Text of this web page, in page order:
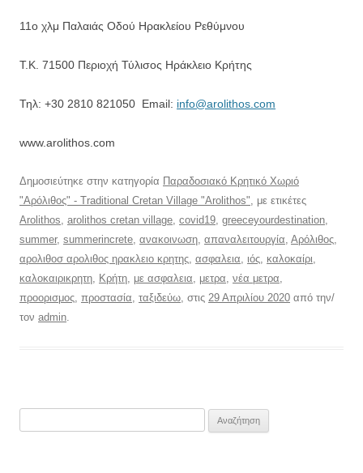
11ο χλμ Παλαιάς Οδού Ηρακλείου Ρεθύμνου
Τ.Κ. 71500 Περιοχή Τύλισος Ηράκλειο Κρήτης
Τηλ: +30 2810 821050 Email: info@arolithos.com
www.arolithos.com
Δημοσιεύτηκε στην κατηγορία Παραδοσιακό Κρητικό Χωριό
"Αρόλιθος" - Traditional Cretan Village "Arolithos" , με ετικέτες
Arolithos arolithos cretan village covid19 greeceyourdestination
summer, summerincrete ανακοινωση απαναλειτουργία Αρόλιθος
αρολιθοσ αρολιθος ηρακλειο κρητης ασφαλεια ιός καλοκαίρι
καλοκαιρικρητη
Κρήτη με ασφαλεια μετρα νέα μετρα
προορισμος προστασία ταξιδεύω , στις 29 Απριλίου 2020 από την/
τον admin